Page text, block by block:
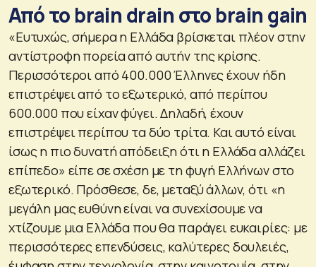
Από το brain drain στο brain gain
«Ευτυχώς, σήμερα η Ελλάδα βρίσκεται πλέον στην
αντίστροφη πορεία από αυτήν της κρίσης.
Περισσότεροι από 400.000 Έλληνες έχουν ήδη
επιστρέψει από το εξωτερικό, από περίπου
600.000 που είχαν φύγει. Δηλαδή, έχουν
επιστρέψει περίπου τα δύο τρίτα. Και αυτό είναι
ίσως η πιο δυνατή απόδειξη ότι η Ελλάδα αλλάζει
επίπεδο» είπε σε σχέση με τη φυγή Ελλήνων στο
εξωτερικό. Πρόσθεσε, δε, μεταξύ άλλων, ότι «η
μεγάλη μας ευθύνη είναι να συνεχίσουμε να
χτίζουμε μια Ελλάδα που θα παράγει ευκαιρίες: με
περισσότερες επενδύσεις, καλύτερες δουλειές,